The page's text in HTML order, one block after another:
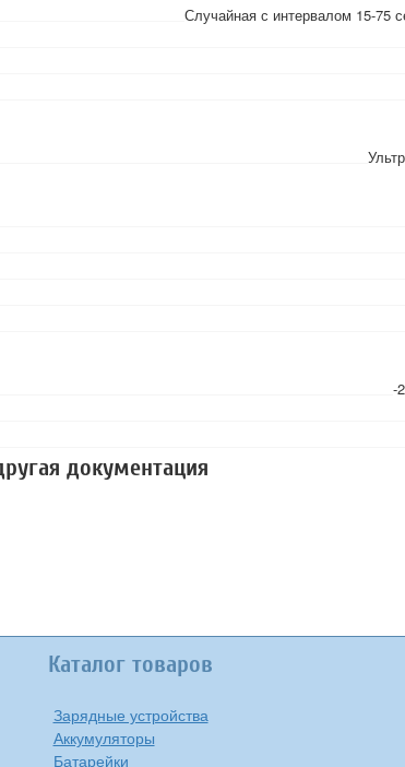
Случайная с интервалом 15-75
-
документация
Каталог товаров
Зарядные устройства
Аккумуляторы
Батарейки